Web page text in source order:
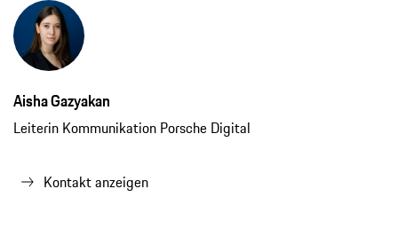
Aisha Gazyakan
Leiterin Kommunikation Porsche Digital
Kontakt anzeigen